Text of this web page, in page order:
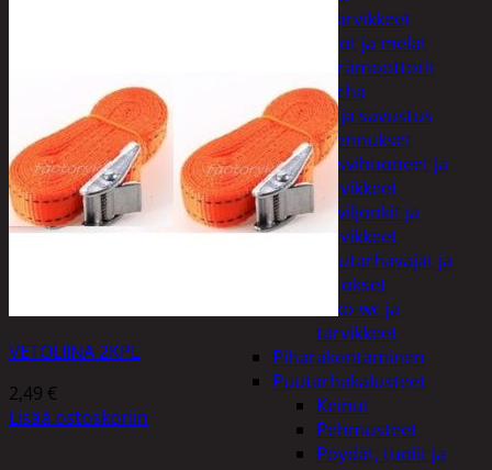
veneilytarvikkeet
Airot ja melat
Perämoottorit
Piha ja puutarha
Grillaus ja savustus
Piharakennukset
Kasvihuoneet ja
tarvikkeet
Paviljonkit ja
tarvikkeet
Puutarhavajat ja
katokset
Ulko-wc ja
tarvikkeet
Piharakentaminen
Puutarhakalusteet
Keinut
Pehmusteet
Pöydät, tuolit ja
VETOLIINA 2KPL
2,49 €
Lisää ostoskoriin